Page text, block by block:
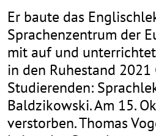
Er baute das
Sprachenzentrum der
mit auf und
in den Ruhestand
Studierenden:
Baldzikowski. Am 15.
verstorben. Thomas